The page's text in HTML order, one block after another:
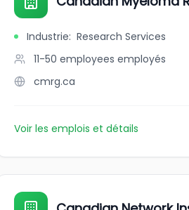
Industrie: Research Services
11-50 employees employés
cmrg.ca
Voir les emplois et détails